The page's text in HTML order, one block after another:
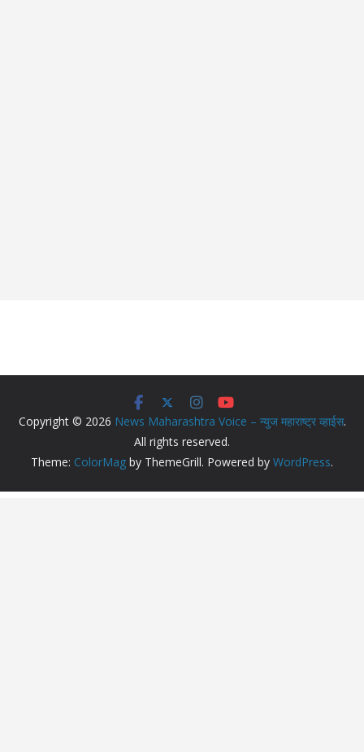
Copyright © 2026 News Maharashtra Voice – न्युज महाराष्ट्र व्हाईस.
All rights reserved.
Theme: ColorMag by ThemeGrill. Powered by WordPress.